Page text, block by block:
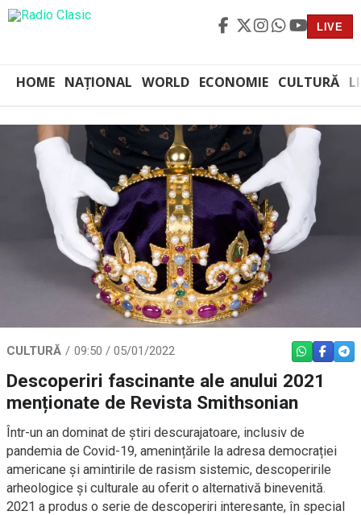
LIVE
HOME NAȚIONAL WORLD ECONOMIE CULTURĂ
CULTURĂ 09:50 / 05/01/2022 WHATSAPP
Descoperiri fascinante ale anului 2021
menționate de Revista Smithsonian
Într-un an dominat de știri descurajatoare, inclusiv de
pandemia de Covid-19, amenințările la adresa democrației
americane și amintirile de rasism sistemic, descoperirile
arheologice și culturale au oferit o alternativă binevenită.
2021 a produs o serie de descoperiri interesante, în special